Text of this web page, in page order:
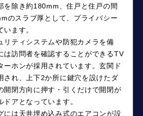
を除き約180mm、住戸と住戸の間
のスラブ厚として、プライバシー
ます。
リティシステムや防犯カメラを備
は訪問者を確認することができるTV
ーホンが採用されています。玄関ド
され、上下2か所に鍵穴を設けたダ
開閉方向に押す・引くだけで開閉が
アとなっています。
には天井埋め込み式のエアコンが設